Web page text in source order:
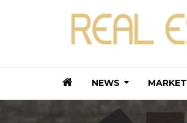
NEWS MARKET